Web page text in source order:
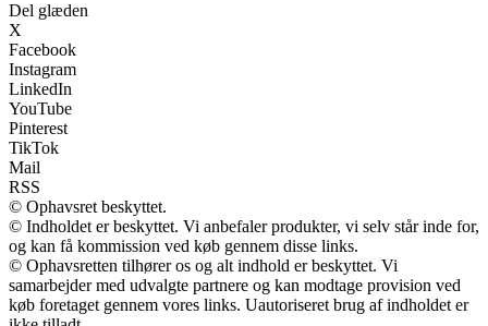
Del glæden
X
Facebook
Instagram
LinkedIn
YouTube
Pinterest
TikTok
Mail
RSS
© Ophavsret beskyttet.
© Indholdet er beskyttet. Vi anbefaler produkter, vi selv står inde for,
og kan få kommission ved køb gennem disse links.
© Ophavsretten tilhører os og alt indhold er beskyttet. Vi
samarbejder med udvalgte partnere og kan modtage provision ved
køb foretaget gennem vores links. Uautoriseret brug af indholdet er